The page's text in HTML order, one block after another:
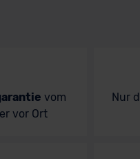
vom
vor Ort
Nur